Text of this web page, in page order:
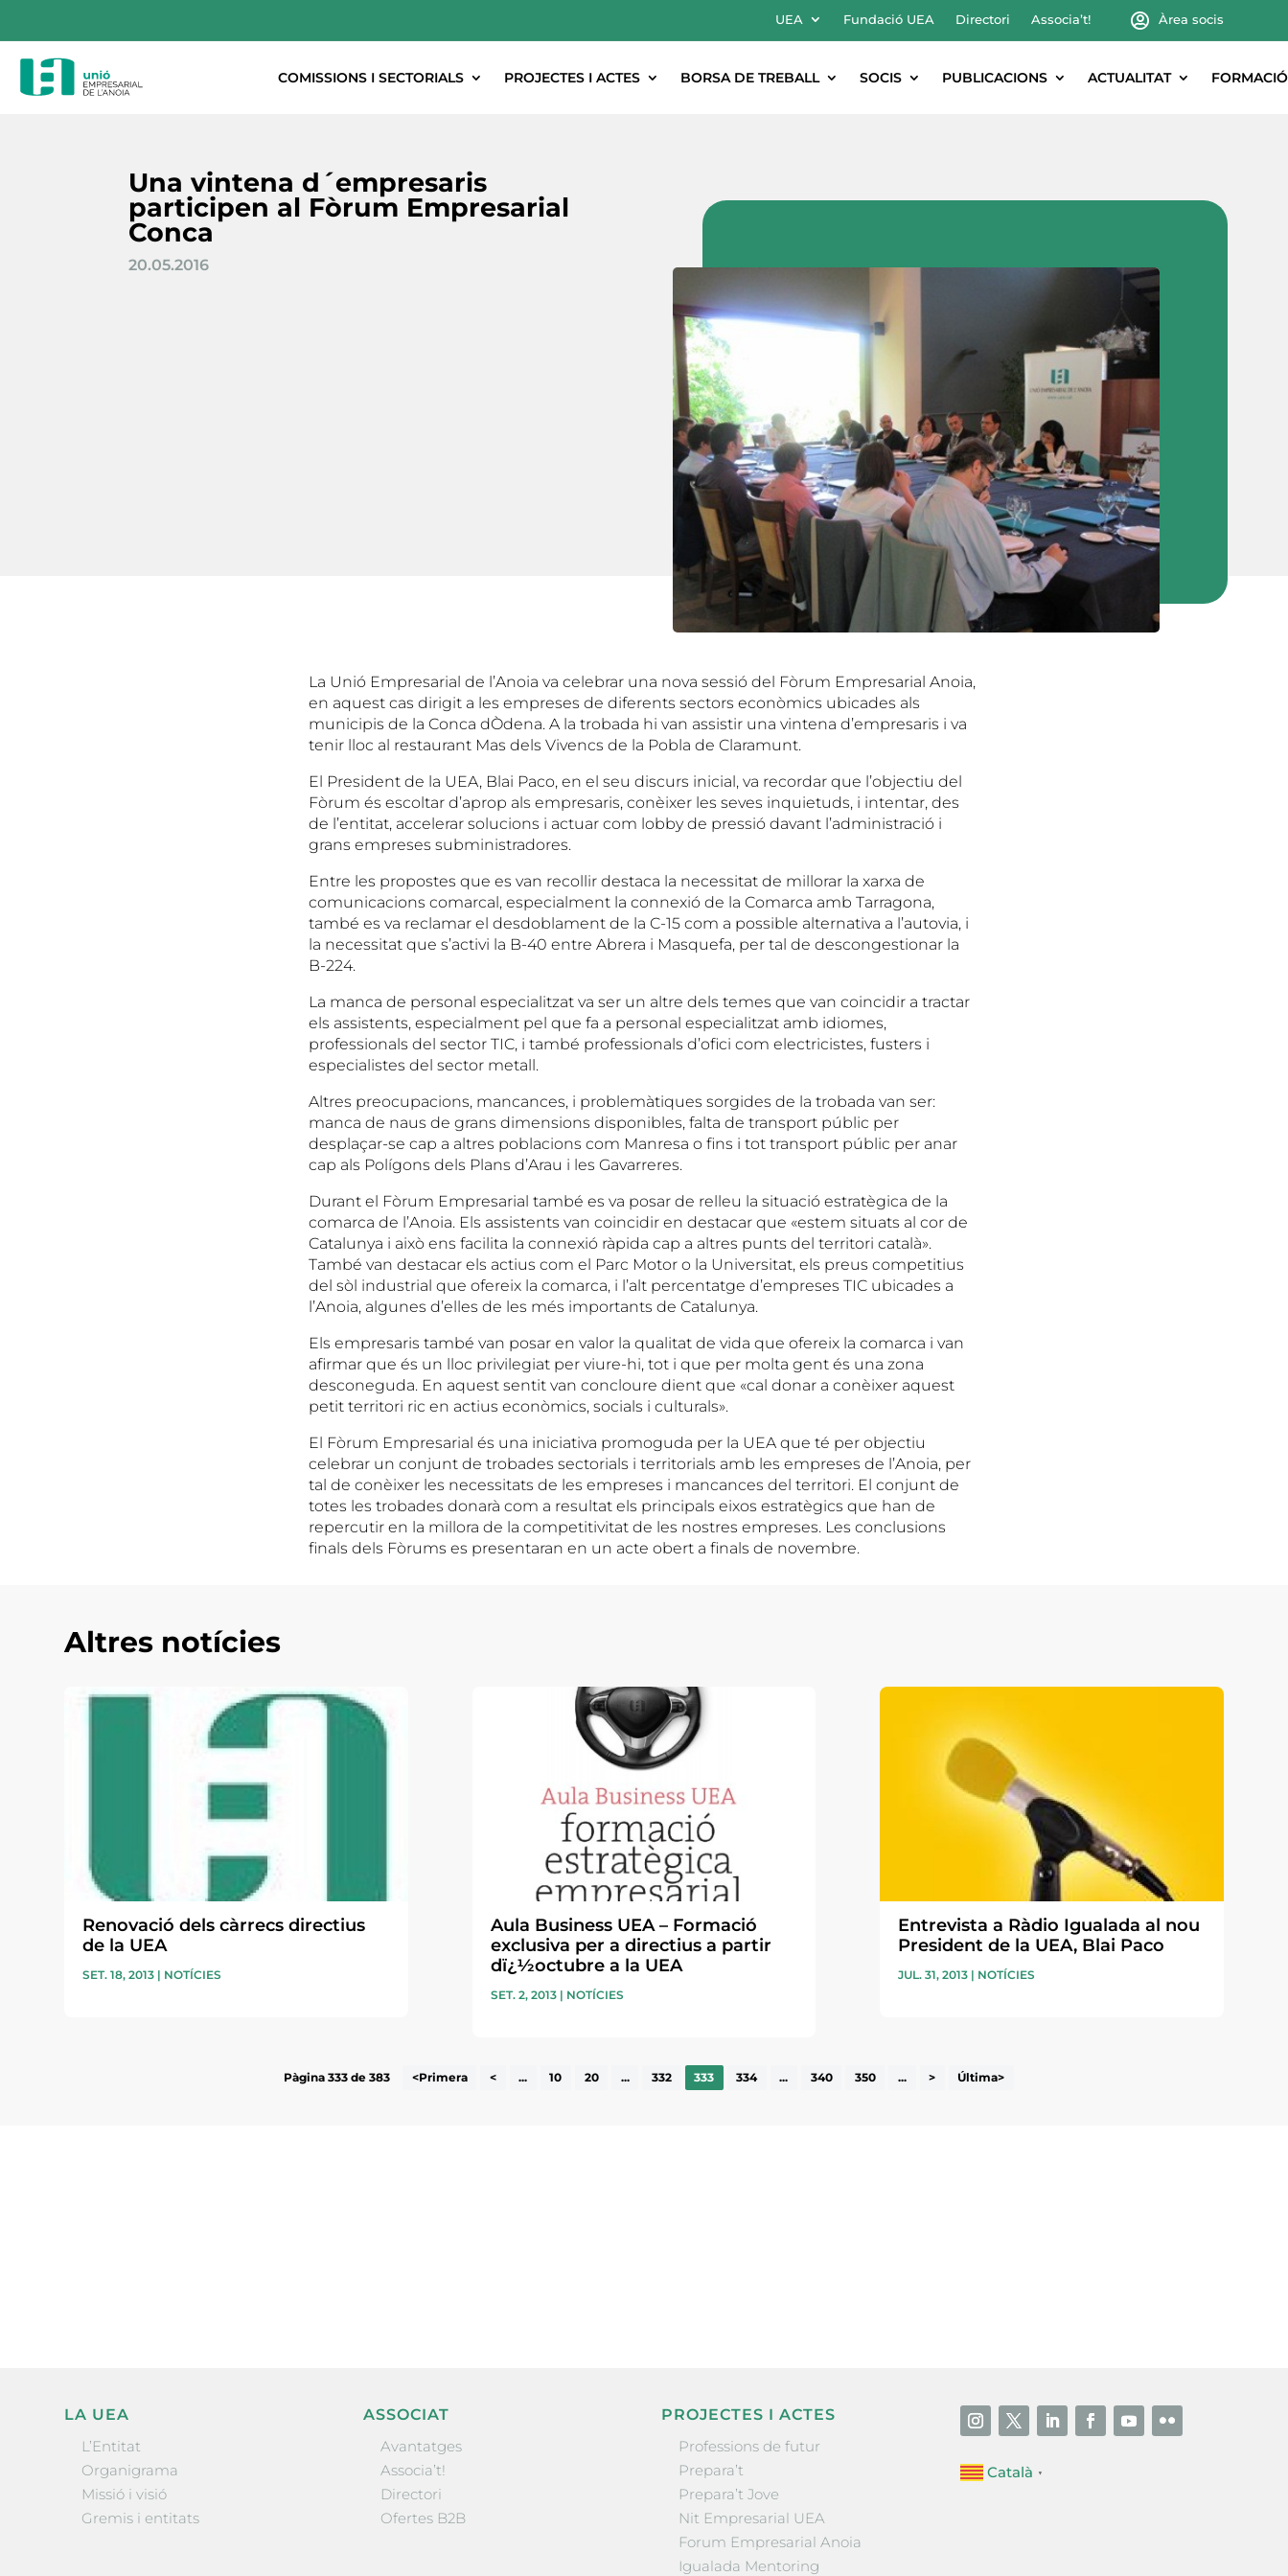
UEA Fundació UEA Directori Associa’t! Àrea socis
COMISSIONS I SECTORIALS PROJECTES I ACTES BORSA DE TREBALL SOCIS PUBLICACIONS ACTUALITAT FORMACIÓ
Una vintena d´empresaris
participen al Fòrum Empresarial
Conca
20.05.2016
La Unió Empresarial de l’Anoia va celebrar una nova sessió del Fòrum Empresarial Anoia,
en aquest cas dirigit a les empreses de diferents sectors econòmics ubicades als
municipis de la Conca dÒdena. A la trobada hi van assistir una vintena d’empresaris i va
tenir lloc al restaurant Mas dels Vivencs de la Pobla de Claramunt.
El President de la UEA, Blai Paco, en el seu discurs inicial, va recordar que l’objectiu del
Fòrum és escoltar d’aprop als empresaris, conèixer les seves inquietuds, i intentar, des
de l’entitat, accelerar solucions i actuar com lobby de pressió davant l’administració i
grans empreses subministradores.
Entre les propostes que es van recollir destaca la necessitat de millorar la xarxa de
comunicacions comarcal, especialment la connexió de la Comarca amb Tarragona,
també es va reclamar el desdoblament de la C-15 com a possible alternativa a l’autovia, i
la necessitat que s’activi la B-40 entre Abrera i Masquefa, per tal de descongestionar la
B-224.
La manca de personal especialitzat va ser un altre dels temes que van coincidir a tractar
els assistents, especialment pel que fa a personal especialitzat amb idiomes,
professionals del sector TIC, i també professionals d’ofici com electricistes, fusters i
especialistes del sector metall.
Altres preocupacions, mancances, i problemàtiques sorgides de la trobada van ser:
manca de naus de grans dimensions disponibles, falta de transport públic per
desplaçar-se cap a altres poblacions com Manresa o fins i tot transport públic per anar
cap als Polígons dels Plans d’Arau i les Gavarreres.
Durant el Fòrum Empresarial també es va posar de relleu la situació estratègica de la
comarca de l’Anoia. Els assistents van coincidir en destacar que «estem situats al cor de
Catalunya i això ens facilita la connexió ràpida cap a altres punts del territori català».
També van destacar els actius com el Parc Motor o la Universitat, els preus competitius
del sòl industrial que ofereix la comarca, i l’alt percentatge d’empreses TIC ubicades a
l’Anoia, algunes d’elles de les més importants de Catalunya.
Els empresaris també van posar en valor la qualitat de vida que ofereix la comarca i van
afirmar que és un lloc privilegiat per viure-hi, tot i que per molta gent és una zona
desconeguda. En aquest sentit van concloure dient que «cal donar a conèixer aquest
petit territori ric en actius econòmics, socials i culturals».
El Fòrum Empresarial és una iniciativa promoguda per la UEA que té per objectiu
celebrar un conjunt de trobades sectorials i territorials amb les empreses de l’Anoia, per
tal de conèixer les necessitats de les empreses i mancances del territori. El conjunt de
totes les trobades donarà com a resultat els principals eixos estratègics que han de
repercutir en la millora de la competitivitat de les nostres empreses. Les conclusions
finals dels Fòrums es presentaran en un acte obert a finals de novembre.
Altres notícies
Renovació dels càrrecs directius
de la UEA
SET. 18, 2013 | NOTÍCIES
Aula Business UEA – Formació
exclusiva per a directius a partir
dï¿½octubre a la UEA
SET. 2, 2013| NOTÍCIES
Entrevista a Ràdio Igualada al nou
President de la UEA, Blai Paco
JUL. 31, 2013| NOTÍCIES
Pàgina 333 de 383 <Primera < ... 10 20 ... 332 333 334 ... 340 350 ... > Última>
LA UEA
L’Entitat
Organigrama
Missió i visió
Gremis i entitats
ASSOCIAT
Avantatges
Associa’t!
Directori
Ofertes B2B
PROJECTES I ACTES
Professions de futur
Prepara’t
Prepara’t Jove
Nit Empresarial UEA
Forum Empresarial Anoia
Igualada Mentoring
Català ▼